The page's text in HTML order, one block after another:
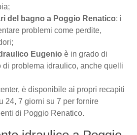
del bagno a Poggio Renatico: i
problemi come perdite,
Eugenio è in grado di
problema idraulico, anche quelli
è disponibile ai propri recapiti
24, 7 giorni su 7 per fornire
di Poggio Renatico.